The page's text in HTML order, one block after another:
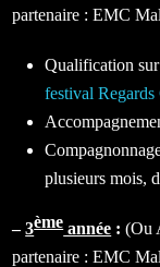
partenaire : EMC
Qualification
festival Regards
plusieurs mois,
–3èmeannée :(Ou
partenaire : EMC